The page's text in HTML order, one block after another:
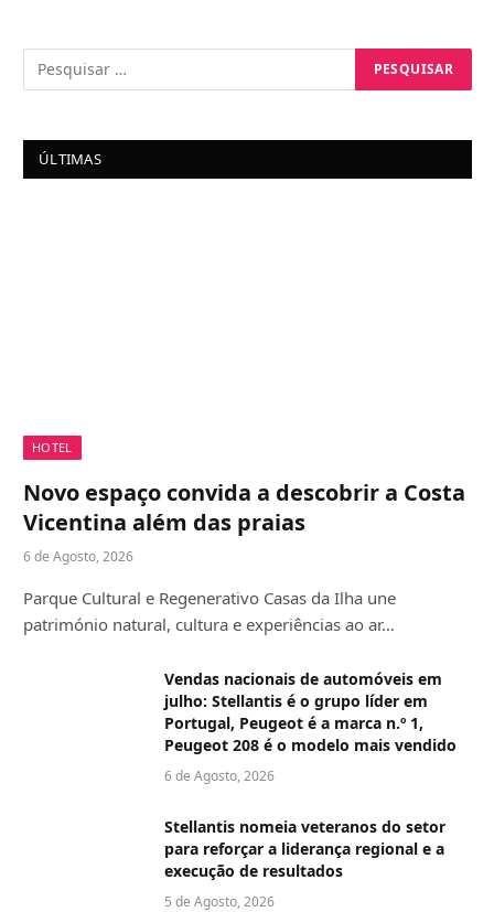
ÚLTIMAS
HOTEL
Novo espaço convida a descobrir a Costa
Vicentina além das praias
6 de Agosto, 2026
Parque Cultural e Regenerativo Casas da Ilha une
património natural, cultura e experiências ao ar…
Vendas nacionais de automóveis em
julho: Stellantis é o grupo líder em
Portugal, Peugeot é a marca n.º 1,
Peugeot 208 é o modelo mais vendido
6 de Agosto, 2026
Stellantis nomeia veteranos do setor
para reforçar a liderança regional e a
execução de resultados
5 de Agosto, 2026